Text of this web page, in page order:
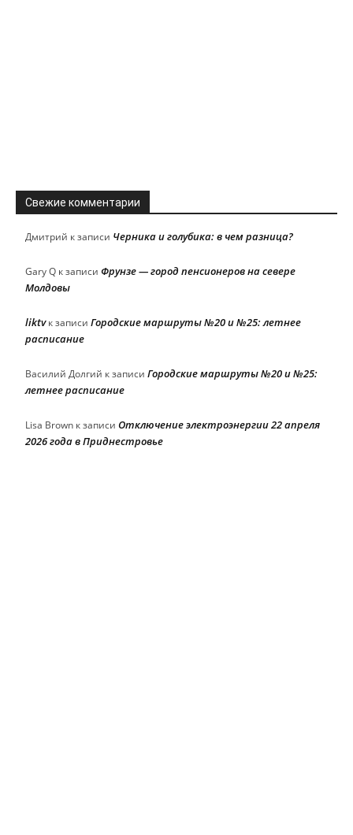
Свежие комментарии
Дмитрий к записи Черника и голубика: в чем разница?
Gary Q к записи Фрунзе — город пенсионеров на севере
Молдовы
liktvк записи Городские маршруты №20 и №25: летнее
расписание
Василий Долгий к записи Городские маршруты №20 и №25:
летнее расписание
Lisa Brown к записи Отключение электроэнергии 22 апреля
2026 года в Приднестровье